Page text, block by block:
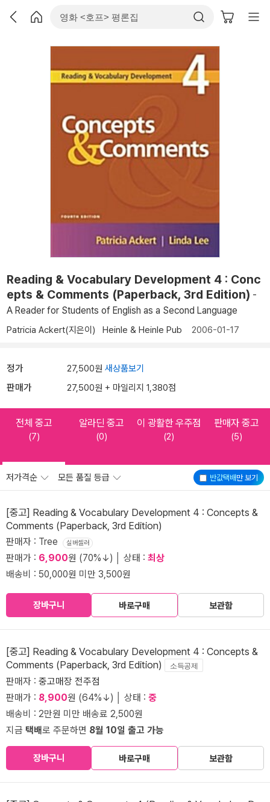
Reading & Vocabulary Development 4 : Conc
epts & Comments (Paperback, 3rd Edition) -
A Reader for Students of English as a Second Language
Patricia Ackert(지은이) Heinle & Heinle Pub 2006-01-17
정가 27,500원 새상품보기
판매가 27,500원 + 마일리지 1,380점
전체 중고
(7)
알라딘 중고
(0)
이 광활한 우주점
(2)
판매자 중고
(5)
반값택배만 보기
저가격순 모든 품질 등급
[중고] Reading & Vocabulary Development 4 : Concepts &
Comments (Paperback, 3rd Edition)
판매자 : Tree 실버셀러
판매가 : 6,900원 (70%↓) │ 상태 : 최상
배송비 : 50,000원 미만 3,500원
장바구니 바로구매 보관함
[중고] Reading & Vocabulary Development 4 : Concepts &
Comments (Paperback, 3rd Edition)
소득공제
판매자 : 중고매장 전주점
판매가 : 8,900원 (64%↓) │ 상태 : 중
배송비 : 2만원 미만 배송료 2,500원
지금 택배로 주문하면 8월 10일 출고 가능
장바구니 바로구매 보관함